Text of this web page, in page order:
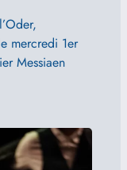
mercredi 1er
Messiaen